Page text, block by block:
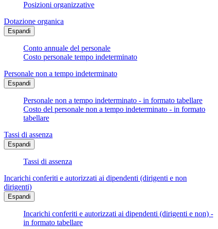
Posizioni organizzative
Dotazione organica
Espandi
Conto annuale del personale
Costo personale tempo indeterminato
Personale non a tempo indeterminato
Espandi
Personale non a tempo indeterminato - in formato tabellare
Costo del personale non a tempo indeterminato - in formato
tabellare
Tassi di assenza
Espandi
Tassi di assenza
Incarichi conferiti e autorizzati ai dipendenti (dirigenti e non
dirigenti)
Espandi
Incarichi conferiti e autorizzati ai dipendenti (dirigenti e non) -
in formato tabellare